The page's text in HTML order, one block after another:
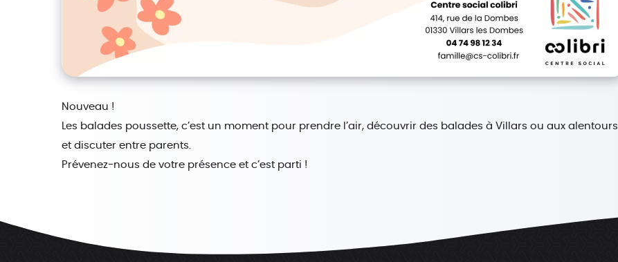
Nouveau !
Les balades poussette, c’est un moment pour prendre l’air, découvrir des balades à Villars ou aux alentours
et discuter entre parents.
Prévenez-nous de votre présence et c’est parti !